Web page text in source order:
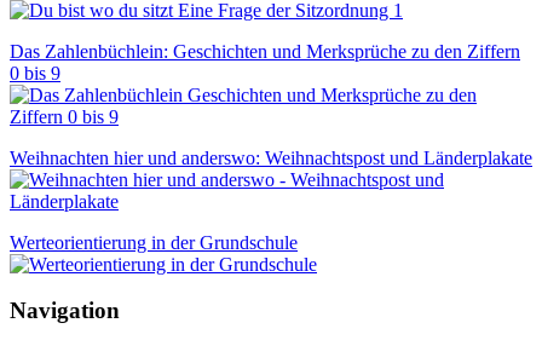
Das Zahlenbüchlein: Geschichten und Merksprüche zu den Ziffern
0 bis 9
Weihnachten hier und anderswo: Weihnachtspost und Länderplakate
Werteorientierung in der Grundschule
Navigation